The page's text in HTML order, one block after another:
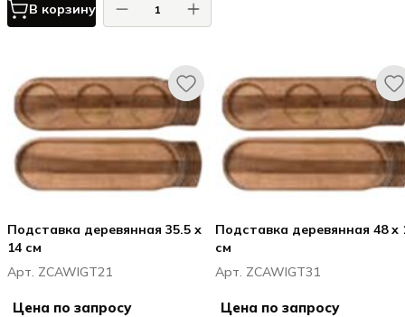
В корзину
Подставка деревянная 35.5 х
14 см
Арт. ZCAWIGT21
Цена по запросу
Подставка деревянная 48 х
см
Арт. ZCAWIGT31
Цена по запросу